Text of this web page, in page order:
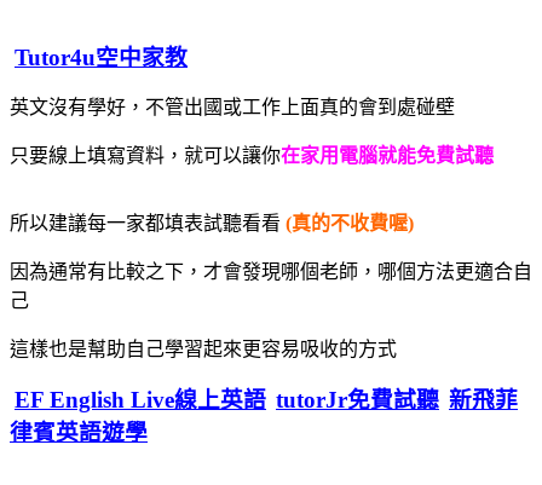
Tutor4u空中家教
英文沒有學好，不管出國或工作上面真的會到處碰壁
只要線上填寫資料，就可以讓你在家用電腦就能免費試聽
所以建議每一家都填表試聽看看 (真的不收費喔)
因為通常有比較之下，才會發現哪個老師，哪個方法更適合自
己
這樣也是幫助自己學習起來更容易吸收的方式
EF English Live線上英語 tutorJr免費試聽 新飛菲
律賓英語遊學